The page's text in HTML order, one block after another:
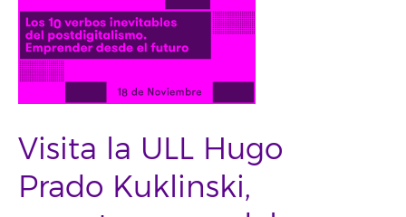
Visita la ULL Hugo
Prado Kuklinski,